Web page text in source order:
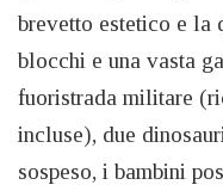
brevetto estetico e la
blocchi e una vasta
fuoristrada militare
incluse), due
sospeso, i bambini